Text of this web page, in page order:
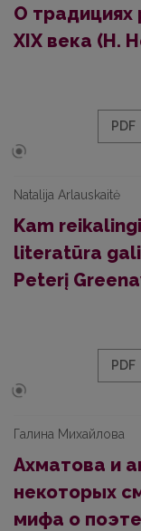
О традициях
XIX века (Н.
PDF
Natalija Arlauskaitė
Kam
literatūra gali
Peterį
PDF
Галина Михайлова
Ахматова и
некоторых
мифа о